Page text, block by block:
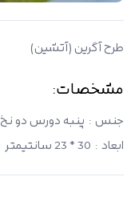
طرح آگرین (آتشین)
مشخصات:
جنس : پنبه دورس دو نخ
ابعاد : 30 * 23 سانتیمتر